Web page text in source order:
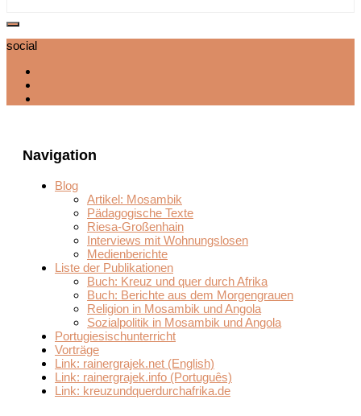
social
Navigation
Blog
Artikel: Mosambik
Pädagogische Texte
Riesa-Großenhain
Interviews mit Wohnungslosen
Medienberichte
Liste der Publikationen
Buch: Kreuz und quer durch Afrika
Buch: Berichte aus dem Morgengrauen
Religion in Mosambik und Angola
Sozialpolitik in Mosambik und Angola
Portugiesischunterricht
Vorträge
Link: rainergrajek.net (English)
Link: rainergrajek.info (Português)
Link: kreuzundquerdurchafrika.de